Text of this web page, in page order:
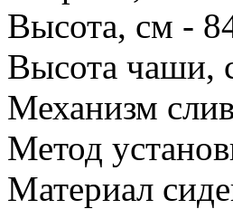
Высота, см -
Высота чаши,
Механизм
Метод
Материал